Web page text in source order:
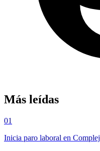
Más leídas
01
Inicia paro laboral en